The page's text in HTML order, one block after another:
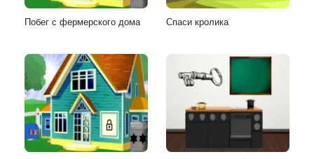
Побег с фермерского дома Спаси кролика